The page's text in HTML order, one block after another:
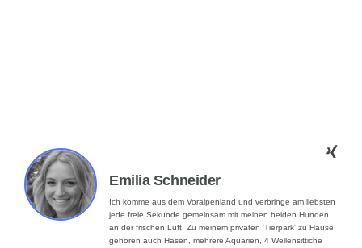
Emilia Schneider
Ich komme aus dem Voralpenland und verbringe am liebsten
jede freie Sekunde gemeinsam mit meinen beiden Hunden
an der frischen Luft. Zu meinem privaten 'Tierpark' zu Hause
gehören auch Hasen, mehrere Aquarien, 4 Wellensittiche